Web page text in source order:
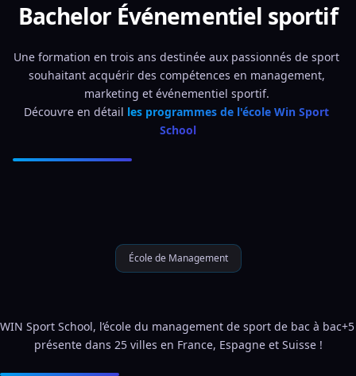
Bachelor Événementiel sportif
Une formation en trois ans destinée aux passionnés de sport
souhaitant acquérir des compétences en management,
marketing et événementiel sportif.
Découvre en détail les programmes de l'école Win Sport
School
École de Management
WIN Sport School, l’école du management de sport de bac à bac+5
présente dans 25 villes en France, Espagne et Suisse !